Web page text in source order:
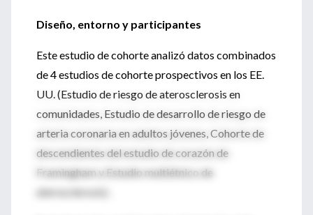
Diseño, entorno y participantes
Este estudio de cohorte analizó datos combinados
de 4 estudios de cohorte prospectivos en los EE.
UU. (Estudio de riesgo de aterosclerosis en
comunidades, Estudio de desarrollo de riesgo de
arteria coronaria en adultos jóvenes, Cohorte de
descendientes del estudio de corazón de
Framingham y Estudio multiétnico de
aterosclerosis) .